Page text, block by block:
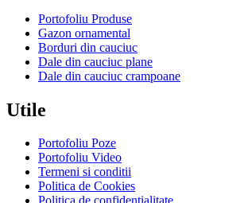
Portofoliu Produse
Gazon ornamental
Borduri din cauciuc
Dale din cauciuc plane
Dale din cauciuc crampoane
Utile
Portofoliu Poze
Portofoliu Video
Termeni si conditii
Politica de Cookies